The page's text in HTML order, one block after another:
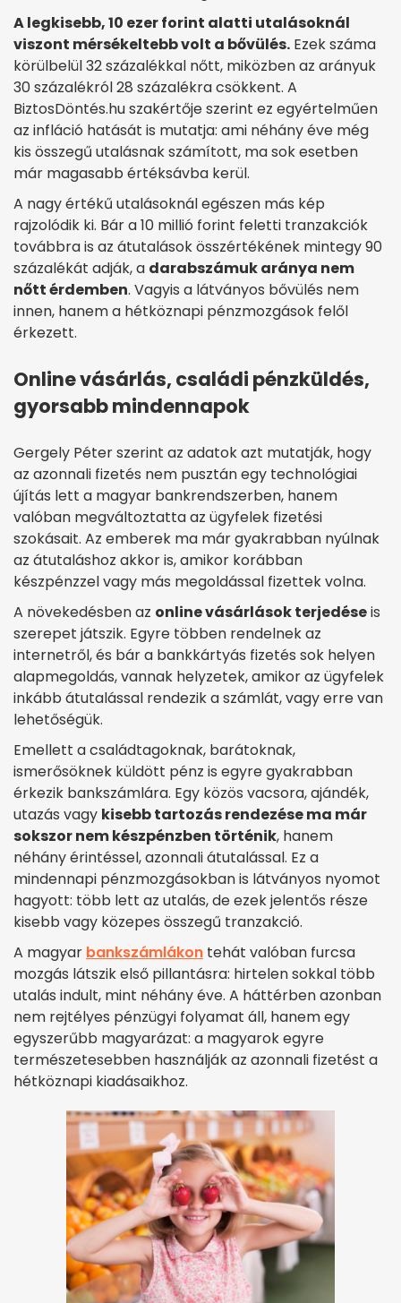
A legkisebb, 10 ezer forint alatti utalásoknál
viszont mérsékeltebb volt a bővülés. Ezek száma
körülbelül 32 százalékkal nőtt, miközben az arányuk
30 százalékról 28 százalékra csökkent. A
BiztosDöntés.hu szakértője szerint ez egyértelműen
az infláció hatását is mutatja: ami néhány éve még
kis összegű utalásnak számított, ma sok esetben
már magasabb értéksávba kerül.
A nagy értékű utalásoknál egészen más kép
rajzolódik ki. Bár a 10 millió forint feletti tranzakciók
továbbra is az átutalások összértékének mintegy 90
százalékát adják, a darabszámuk aránya nem
nőtt érdemben. Vagyis a látványos bővülés nem
innen, hanem a hétköznapi pénzmozgások felől
érkezett.
Online vásárlás, családi pénzküldés,
gyorsabb mindennapok
Gergely Péter szerint az adatok azt mutatják, hogy
az azonnali fizetés nem pusztán egy technológiai
újítás lett a magyar bankrendszerben, hanem
valóban megváltoztatta az ügyfelek fizetési
szokásait. Az emberek ma már gyakrabban nyúlnak
az átutaláshoz akkor is, amikor korábban
készpénzzel vagy más megoldással fizettek volna.
A növekedésben az online vásárlások terjedéseis
szerepet játszik. Egyre többen rendelnek az
internetről, és bár a bankkártyás fizetés sok helyen
alapmegoldás, vannak helyzetek, amikor az ügyfelek
inkább átutalással rendezik a számlát, vagy erre van
lehetőségük.
Emellett a családtagoknak, barátoknak,
ismerősöknek küldött pénz is egyre gyakrabban
érkezik bankszámlára. Egy közös vacsora, ajándék,
utazás vagy kisebb tartozás rendezése ma már
sokszor nem készpénzben történik, hanem
néhány érintéssel, azonnali átutalással. Ez a
mindennapi pénzmozgásokban is látványos nyomot
hagyott: több lett az utalás, de ezek jelentős része
kisebb vagy közepes összegű tranzakció.
A magyar bankszámlákon tehát valóban furcsa
mozgás látszik első pillantásra: hirtelen sokkal több
utalás indult, mint néhány éve. A háttérben azonban
nem rejtélyes pénzügyi folyamat áll, hanem egy
egyszerűbb magyarázat: a magyarok egyre
természetesebben használják az azonnali fizetést a
hétköznapi kiadásaikhoz.